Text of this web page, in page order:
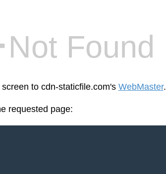
Not Found
to cdn-staticfile.com's WebMaster.
requested page: